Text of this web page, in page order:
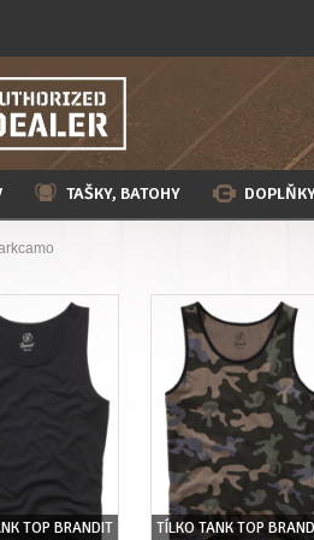
TAŠKY, BATOHY
TOP BRANDIT TÍLKO TANK TOP